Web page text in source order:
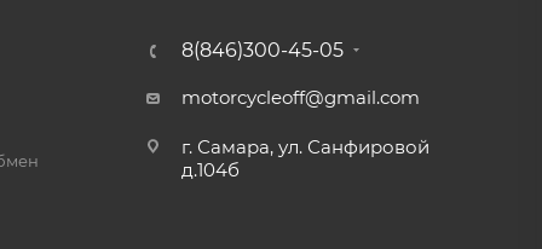
8(846)300-45-05
motorcycleoff@gmail.com
г. Самара, ул. Санфировой
д.104б